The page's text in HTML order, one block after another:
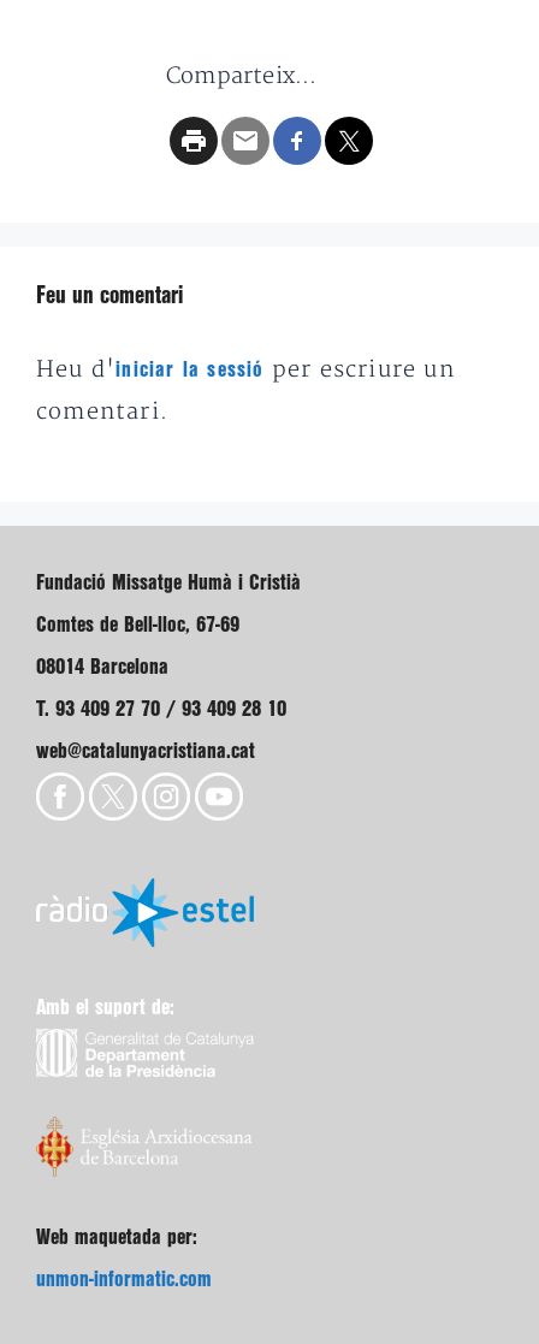
Comparteix...
Feu un comentari
Heu d'iniciar la sessió
per escriure un
comentari.
Fundació Missatge Humà i Cristià
Comtes de Bell-lloc, 67-69
08014 Barcelona
T. 93 409 27 70 / 93 409 28 10
web@catalunyacristiana.cat
Amb el suport de:
Web maquetada per:
unmon-informatic.com